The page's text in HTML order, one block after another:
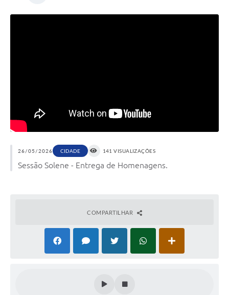
26/05/2026 CIDADE 141 VISUALIZAÇÕES
Sessão Solene - Entrega de Homenagens.
COMPARTILHAR